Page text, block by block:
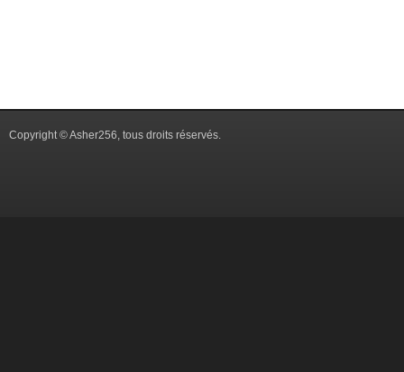
Copyright © Asher256, tous droits réservés.